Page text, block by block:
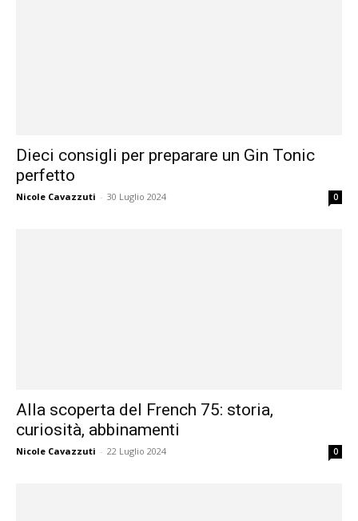
Dieci consigli per preparare un Gin Tonic
perfetto
Nicole Cavazzuti - 30 Luglio 2024 0
Alla scoperta del French 75: storia,
curiosità, abbinamenti
Nicole Cavazzuti - 22 Luglio 2024 0